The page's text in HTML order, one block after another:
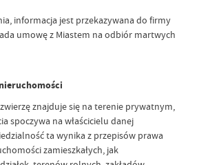
informacja jest przekazywana do firmy
umowę z Miastem na odbiór martwych
znajduje się na terenie prywatnym,
spoczywa na właścicielu danej
ta wynika z przepisów prawa
zamieszkałych, jak